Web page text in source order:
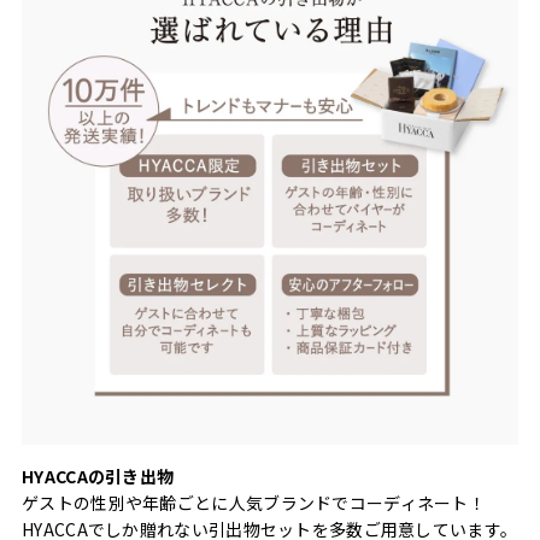
HYACCAの引き出物
ゲストの性別や年齢ごとに人気ブランドでコーディネート！
HYACCAでしか贈れない引出物セットを多数ご用意しています。